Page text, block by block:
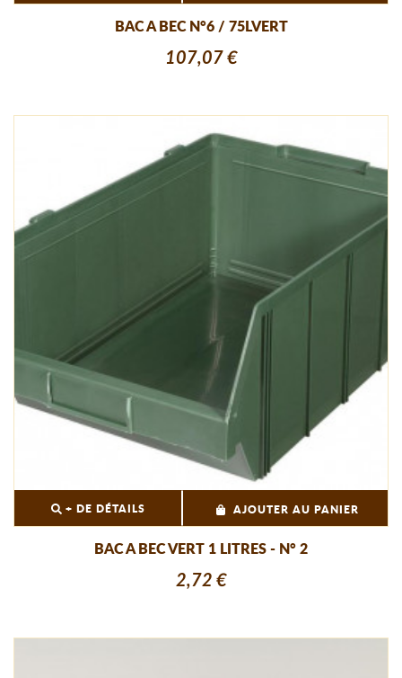
BAC A BEC N°6 / 75LVERT
107,07 €
+ DE DÉTAILS AJOUTER AU PANIER
BAC A BEC VERT 1 LITRES - N° 2
2,72 €